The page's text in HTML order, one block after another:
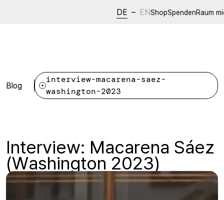
DE – ENShopSpendenRaum
Blog
interview-macarena-saez-
washington-2023
Interview: Macarena Sáez
(Washington 2023)